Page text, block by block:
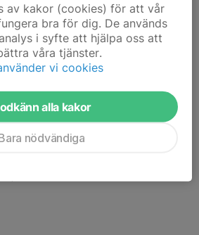
år!
av kakor (cookies) för att vår
bra för dig. De används
i syfte att hjälpa oss att
våra tjänster.
vi cookies
alla kakor
nödvändiga